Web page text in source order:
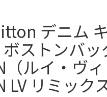
デニム
ストンバッ
（ルイ・ヴ
LV リミック